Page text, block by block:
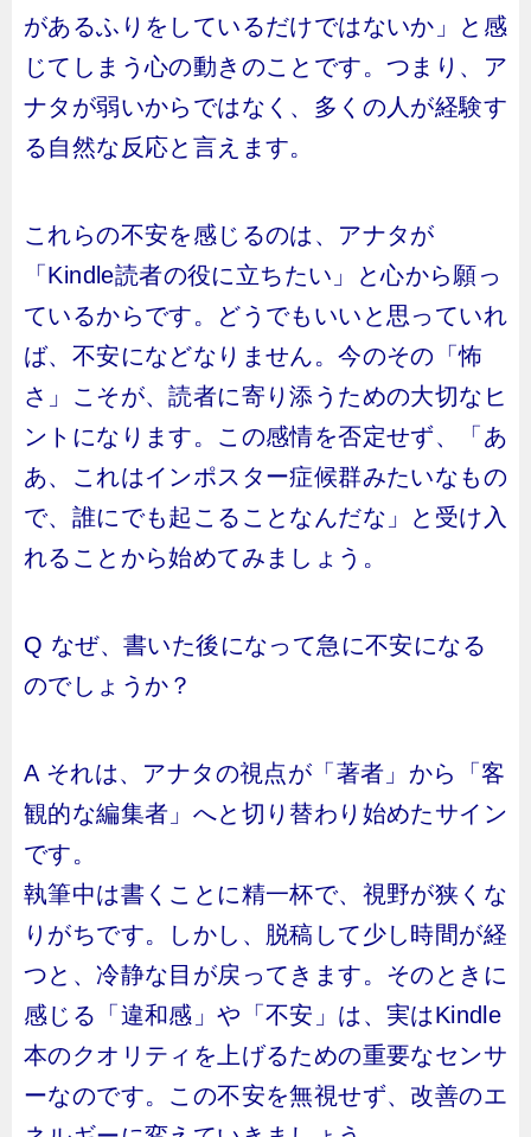
があるふりをしているだけではないか」と感
じてしまう心の動きのことです。つまり、ア
ナタが弱いからではなく、多くの人が経験す
る自然な反応と言えます。
これらの不安を感じるのは、アナタが
「Kindle読者の役に立ちたい」と心から願っ
ているからです。どうでもいいと思っていれ
ば、不安になどなりません。今のその「怖
さ」こそが、読者に寄り添うための大切なヒ
ントになります。この感情を否定せず、「あ
あ、これはインポスター症候群みたいなもの
で、誰にでも起こることなんだな」と受け入
れることから始めてみましょう。
Q なぜ、書いた後になって急に不安になる
のでしょうか？
A それは、アナタの視点が「著者」から「客
観的な編集者」へと切り替わり始めたサイン
です。
執筆中は書くことに精一杯で、視野が狭くな
りがちです。しかし、脱稿して少し時間が経
つと、冷静な目が戻ってきます。そのときに
感じる「違和感」や「不安」は、実はKindle
本のクオリティを上げるための重要なセンサ
ーなのです。この不安を無視せず、改善のエ